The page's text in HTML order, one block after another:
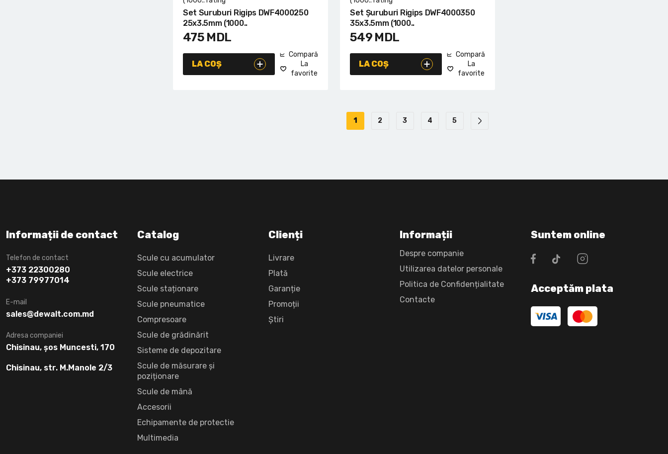
Set Suruburi Rigips DWF4000250
25x3.5mm (1000..
475 MDL
LA COȘ
Compară
La
favorite
Set Șuruburi Rigips DWF4000350
35x3.5mm (1000..
549 MDL
LA COȘ
Compară
La
favorite
1 2 3 4 5
Informații de contact
Telefon de contact
+373 22300280
+373 79977014
E-mail
sales@dewalt.com.md
Adresa companiei
Chisinau, șos Muncesti, 170
Chisinau, str. M.Manole 2/3
Catalog
Scule cu acumulator
Scule electrice
Scule staționare
Scule pneumatice
Compresoare
Scule de grădinărit
Sisteme de depozitare
Scule de măsurare și
poziționare
Scule de mână
Accesorii
Echipamente de protectie
Multimedia
Clienți
Livrare
Plată
Garanție
Promoții
Știri
Informații
Despre companie
Utilizarea datelor personale
Politica de Confidențialitate
Сontacte
Suntem online
Acceptăm plata